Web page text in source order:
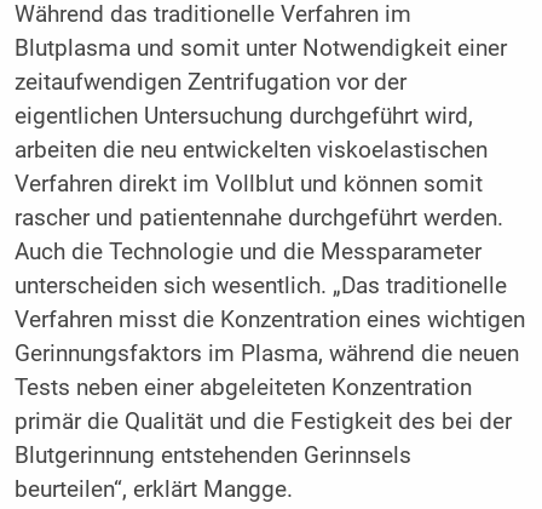
Während das traditionelle Verfahren im
Blutplasma und somit unter Notwendigkeit einer
zeitaufwendigen Zentrifugation vor der
eigentlichen Untersuchung durchgeführt wird,
arbeiten die neu entwickelten viskoelastischen
Verfahren direkt im Vollblut und können somit
rascher und patientennahe durchgeführt werden.
Auch die Technologie und die Messparameter
unterscheiden sich wesentlich. „Das traditionelle
Verfahren misst die Konzentration eines wichtigen
Gerinnungsfaktors im Plasma, während die neuen
Tests neben einer abgeleiteten Konzentration
primär die Qualität und die Festigkeit des bei der
Blutgerinnung entstehenden Gerinnsels
beurteilen“, erklärt Mangge.